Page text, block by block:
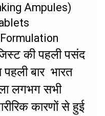
Ampules)
की पहली पसंद
पहली बार भारत
लगभग सभी
कारणों से हुई